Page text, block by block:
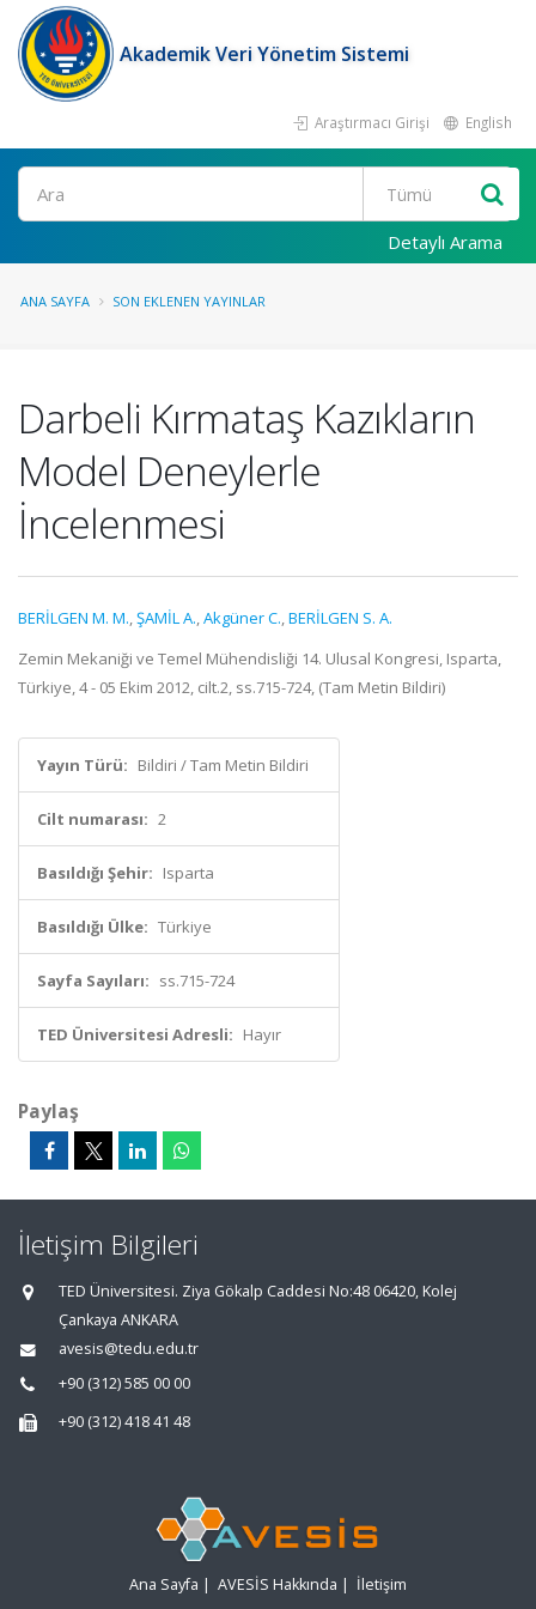
Akademik Veri Yönetim Sistemi
Araştırmacı Girişi English
Ara
Detaylı Arama
ANA SAYFA SON EKLENEN YAYINLAR
Darbeli Kırmataş Kazıkların
Model Deneylerle
İncelenmesi
BERİLGEN M. M.,ŞAMİL A.,Akgüner C.,BERİLGEN S. A.
Zemin Mekaniği ve Temel Mühendisliği 14. Ulusal Kongresi, Isparta,
Türkiye, 4 - 05 Ekim 2012, cilt.2, ss.715-724, (Tam Metin Bildiri)
Yayın Türü: Bildiri / Tam Metin Bildiri
Cilt numarası: 2
Basıldığı Şehir: Isparta
Basıldığı Ülke: Türkiye
Sayfa Sayıları: ss.715-724
TED Üniversitesi Adresli: Hayır
Paylaş
İletişim Bilgileri
TED Üniversitesi. Ziya Gökalp Caddesi No:48 06420, Kolej
Çankaya ANKARA
avesis@tedu.edu.tr
+90 (312) 585 00 00
+90 (312) 418 41 48
Ana Sayfa | AVESİS Hakkında | İletişim